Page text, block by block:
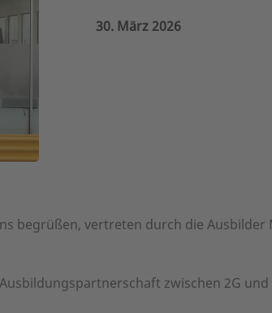
30. März 2026
begrüßen, vertreten durch die Ausbilder
zwischen 2G